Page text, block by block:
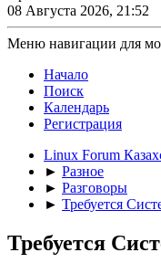
08 Августа 2026, 21:52
Меню навигации для
Начало
Поиск
Календарь
Регистрация
Linux Forum
► Разное
► Разговоры
► Требуется
Требуется